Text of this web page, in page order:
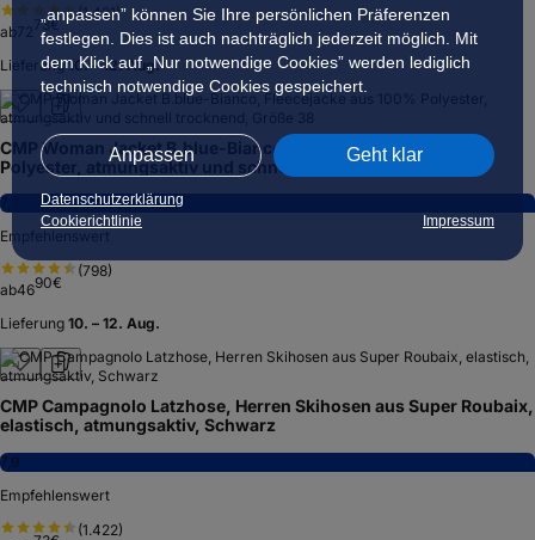
„anpassen” können Sie Ihre persönlichen Präferenzen
festlegen. Dies ist auch nachträglich jederzeit möglich. Mit
dem Klick auf „Nur notwendige Cookies” werden lediglich
technisch notwendige Cookies gespeichert.
Anpassen Geht klar
Datenschutzerklärung
Cookierichtlinie
Impressum
(1.421)
ab
73€
Lieferung 10. – 12. Aug.
CMP Woman Jacket B.blue-Bianco, Fleecejacke aus 100%
Polyester, atmungsaktiv und schnell trocknend, Größe 38
7,8
Empfehlenswert
(798)
ab4690€
Lieferung 10. – 12. Aug.
CMP Campagnolo Latzhose, Herren Skihosen aus Super Roubaix,
elastisch, atmungsaktiv, Schwarz
7,9
Empfehlenswert
(1.422)